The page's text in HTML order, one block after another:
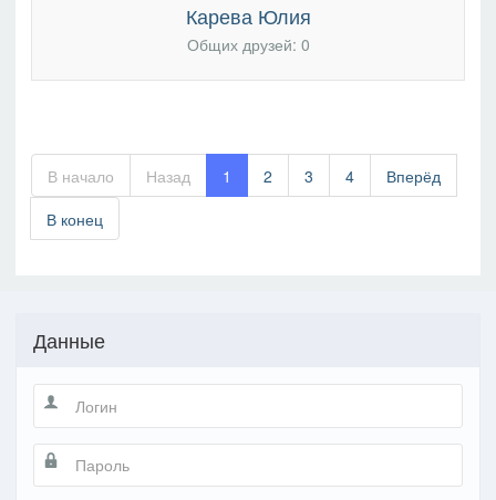
Карева Юлия
Общих друзей: 0
В начало Назад 1 2 3 4
Вперёд
В конец
Данные